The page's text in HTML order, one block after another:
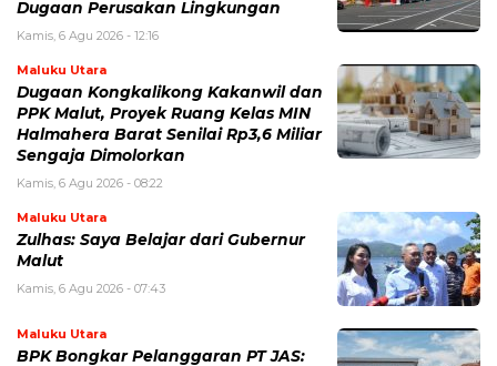
Dugaan Perusakan Lingkungan
Kamis, 6 Agu 2026 - 12:16
Maluku Utara
Dugaan Kongkalikong Kakanwil dan
PPK Malut, Proyek Ruang Kelas MIN
Halmahera Barat Senilai Rp3,6 Miliar
Sengaja Dimolorkan
Kamis, 6 Agu 2026 - 08:22
Maluku Utara
Zulhas: Saya Belajar dari Gubernur
Malut
Kamis, 6 Agu 2026 - 07:43
Maluku Utara
BPK Bongkar Pelanggaran PT JAS: